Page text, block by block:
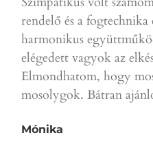
rendelő és a
harmonikus
elégedett vagyok az
Elmondhatom, hogy
mosolygok. Bátran
Mónika